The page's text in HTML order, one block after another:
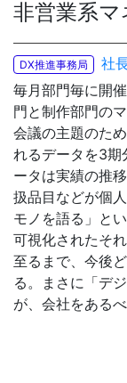
デジタ
非営業系
DX推進事務局 社
毎月部門毎に開
門と制作部門の
会議の主題のた
れるデータを3期
ータは実績の推
扱品目などが個
モノを語る」と
可視化されたそ
至るまで、今後
る。まさに「デ
が、会社をある